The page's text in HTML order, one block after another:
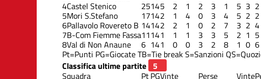
4Castel Stenico 25145 2 1 2 3 1 5 3 2
5Mori S.Stefano 17142 1 4 0 3 4 5 2 2
6Pallavolo Rovereto B 14142 2 1 0 2 7 3 2 4
7B-Com Fiemme Fassa11141 1 1 3 3 5 2 1 5
8Val di Non Anaune 6 141 0 0 3 2 8 1 0 6
Pt=Punti PG=GiocateTB=Tie breakS=Sanzioni
Classifica ultime partite
Squadra
PtPGVinte Perse Vinte